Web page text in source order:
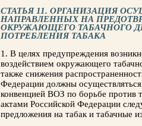
СТАТЬЯ 11. ОРГАНИЗАЦИЯ
НАПРАВЛЕННЫХ НА
ОКРУЖАЮЩЕГО ТАБАЧНОГО
ПОТРЕБЛЕНИЯ ТАБАКА
1. В целях предупреждения
воздействием окружающего
также снижения
Федерации должны
конвенцией ВОЗ по борьбе против
актами Российской Федерации
предложения на табак и табачные